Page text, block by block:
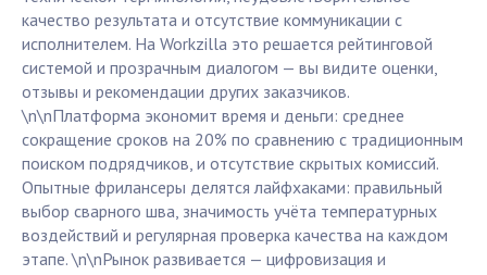
качество результата и отсутствие коммуникации с
исполнителем. На Workzilla это решается рейтинговой
системой и прозрачным диалогом — вы видите оценки,
отзывы и рекомендации других заказчиков.
\n\nПлатформа экономит время и деньги: среднее
сокращение сроков на 20% по сравнению с традиционным
поиском подрядчиков, и отсутствие скрытых комиссий.
Опытные фрилансеры делятся лайфхаками: правильный
выбор сварного шва, значимость учёта температурных
воздействий и регулярная проверка качества на каждом
этапе. \n\nРынок развивается — цифровизация и